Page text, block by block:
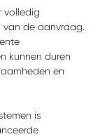
volledig
de aanvraag.
kunnen duren
en
is